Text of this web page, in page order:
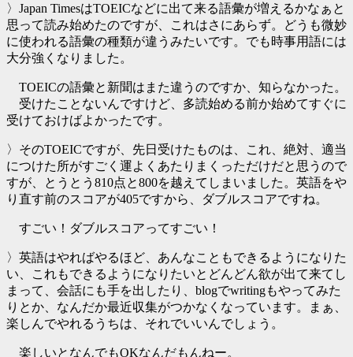
〉Japan TimesはTOEICなどに出て来る語彙が増えるかなぁと
思って読み始めたのですが、これはさにあらず。どうも微妙
に使われる語彙の種類が違うみたいです。でも時事用語には
大分強くなりました。
TOEICの語彙と新聞はまた違うのですか、知らなかった。
受けたことないんですけど、多読始める前か始めてすぐに
受けておけばよかったです。
〉そのTOEICですが、先日受けたものは、これ、絶対、適当
につけた所がすごく運よくあたりまくっただけだと思うので
すが、とうとう810点と800を越えてしまいました。英語をや
り直す前のスコアが405ですから、ダブルスコアですね。
すごい！ダブルスコアってすごい！
〉英語はやればやるほど、あんなこともできるようになりた
い、これもできるようになりたいとどんどん欲が出て来てし
まって、会話にも手を出したり、blogでwritingもやってみた
りとか、なんだか最近収集がつかなくなっています。まぁ、
楽しんでやれるうちは、それでいいんでしょう。
楽しいとなんでもOKなんだもんねー。